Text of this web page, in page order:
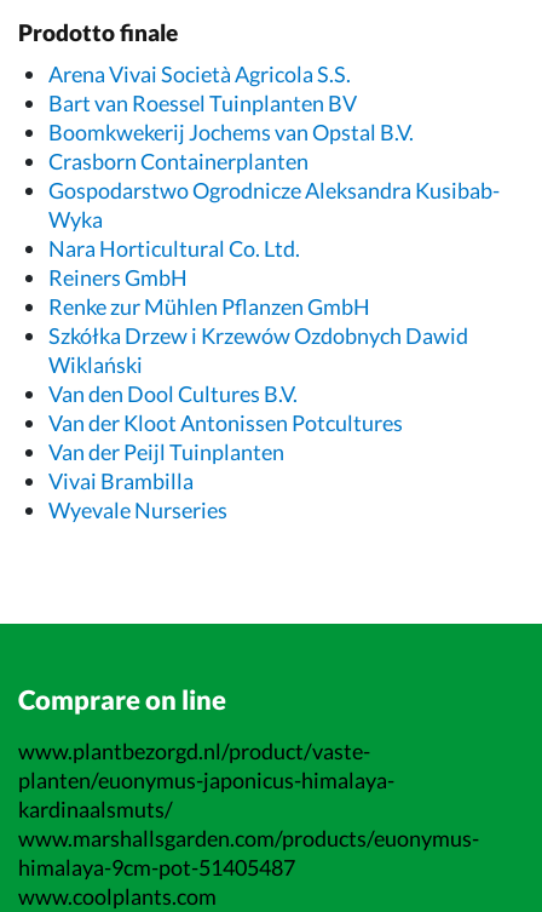
Prodotto finale
Arena Vivai Società Agricola S.S.
Bart van Roessel Tuinplanten BV
Boomkwekerij Jochems van Opstal B.V.
Crasborn Containerplanten
Gospodarstwo Ogrodnicze Aleksandra Kusibab-
Wyka
Nara Horticultural Co. Ltd.
Reiners GmbH
Renke zur Mühlen Pflanzen GmbH
Szkółka Drzew i Krzewów Ozdobnych Dawid
Wiklański
Van den Dool Cultures B.V.
Van der Kloot Antonissen Potcultures
Van der Peijl Tuinplanten
Vivai Brambilla
Wyevale Nurseries
Comprare on line
www.plantbezorgd.nl/product/vaste-
planten/euonymus-japonicus-himalaya-
kardinaalsmuts/
www.marshallsgarden.com/products/euonymus-
himalaya-9cm-pot-51405487
www.coolplants.com